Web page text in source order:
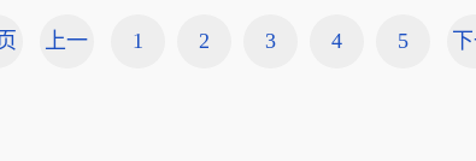
上一 1 2 3 4 5